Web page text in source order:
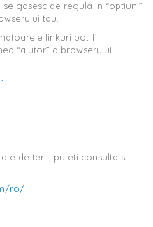
gasesc de regula in “optiuni”
tau.
linkuri pot fi
“ajutor” a browserului
de terti, puteti consulta si
ro/